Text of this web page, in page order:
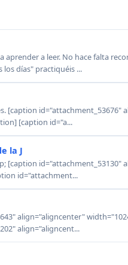
a leer. No hace falta
los días" practiquéis ...
[caption id="attachment_53676"
[caption id="a...
la J
[caption id="attachment_53130"
id="attachment...
align="aligncenter"
align="aligncent...